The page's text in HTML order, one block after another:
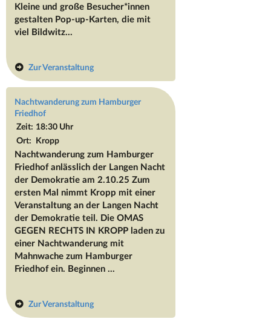
Kleine und große Besucher*innen
gestalten Pop-up-Karten, die mit
viel Bildwitz...
Zur Veranstaltung
Nachtwanderung zum Hamburger
Friedhof
Zeit: 18:30 Uhr
Ort: Kropp
Nachtwanderung zum Hamburger
Friedhof anlässlich der Langen Nacht
der Demokratie am 2.10.25 Zum
ersten Mal nimmt Kropp mit einer
Veranstaltung an der Langen Nacht
der Demokratie teil. Die OMAS
GEGEN RECHTS IN KROPP laden zu
einer Nachtwanderung mit
Mahnwache zum Hamburger
Friedhof ein. Beginnen ...
Zur Veranstaltung